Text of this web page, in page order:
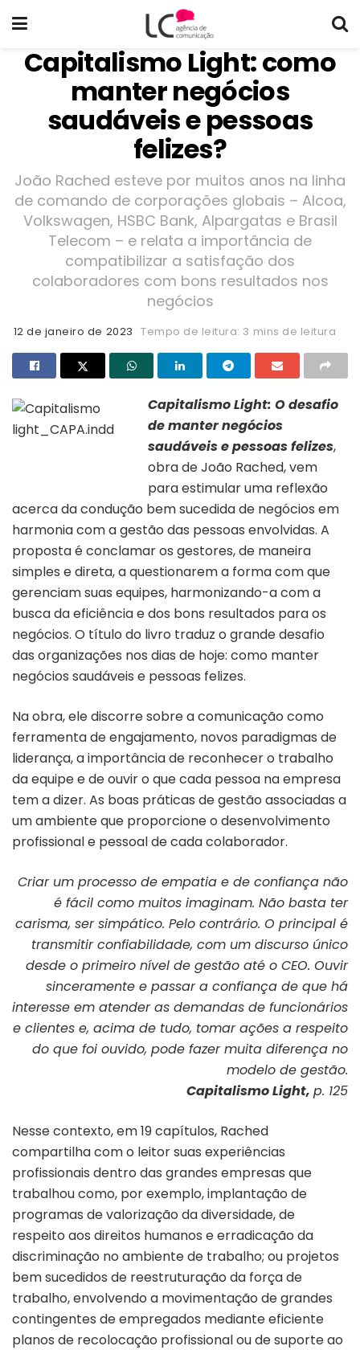
Capitalismo Light: como
manter negócios
saudáveis e pessoas
felizes?
João Rached esteve por muitos anos na linha
de comando de corporações globais – Alcoa,
Volkswagen, HSBC Bank, Alpargatas e Brasil
Telecom – e relata a importância de
compatibilizar a satisfação dos
colaboradores com bons resultados nos
negócios
12 de janeiro de 2023 Tempo de leitura: 3 mins de leitura
Capitalismo Light: O desafio
de manter negócios
saudáveis e pessoas felizes,
obra de João Rached, vem
para estimular uma reflexão
acerca da condução bem sucedida de negócios em
harmonia com a gestão das pessoas envolvidas. A
proposta é conclamar os gestores, de maneira
simples e direta, a questionarem a forma com que
gerenciam suas equipes, harmonizando-a com a
busca da eficiência e dos bons resultados para os
negócios. O título do livro traduz o grande desafio
das organizações nos dias de hoje: como manter
negócios saudáveis e pessoas felizes.
Na obra, ele discorre sobre a comunicação como
ferramenta de engajamento, novos paradigmas de
liderança, a importância de reconhecer o trabalho
da equipe e de ouvir o que cada pessoa na empresa
tem a dizer. As boas práticas de gestão associadas a
um ambiente que proporcione o desenvolvimento
profissional e pessoal de cada colaborador.
Criar um processo de empatia e de confiança não
é fácil como muitos imaginam. Não basta ter
carisma, ser simpático. Pelo contrário. O principal é
transmitir confiabilidade, com um discurso único
desde o primeiro nível de gestão até o CEO. Ouvir
sinceramente e passar a confiança de que há
interesse em atender as demandas de funcionários
e clientes e, acima de tudo, tomar ações a respeito
do que foi ouvido, pode fazer muita diferença no
modelo de gestão.
Capitalismo Light, p. 125
Nesse contexto, em 19 capítulos, Rached
compartilha com o leitor suas experiências
profissionais dentro das grandes empresas que
trabalhou como, por exemplo, implantação de
programas de valorização da diversidade, de
respeito aos direitos humanos e erradicação da
discriminação no ambiente de trabalho; ou projetos
bem sucedidos de reestruturação da força de
trabalho, envolvendo a movimentação de grandes
contingentes de empregados mediante eficiente
planos de recolocação profissional ou de suporte ao